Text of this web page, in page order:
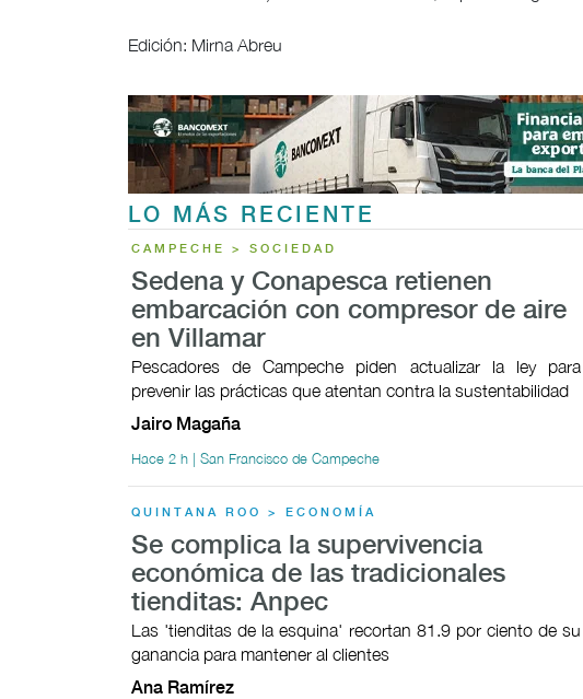
Edición: Mirna Abreu
LO MÁS RECIENTE
CAMPECHE > SOCIEDAD
Sedena y Conapesca retienen
embarcación con compresor de aire
en Villamar
Pescadores de Campeche piden actualizar la ley para
prevenir las prácticas que atentan contra la sustentabilidad
Jairo Magaña
Hace 2 h | San Francisco de Campeche
QUINTANA ROO > ECONOMÍA
Se complica la supervivencia
económica de las tradicionales
tienditas: Anpec
Las 'tienditas de la esquina' recortan 81.9 por ciento de su
ganancia para mantener al clientes
Ana Ramírez